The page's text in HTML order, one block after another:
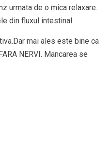
urmata de o mica relaxare.
din fluxul intestinal.
mai ales este bine ca
NERVI. Mancarea se